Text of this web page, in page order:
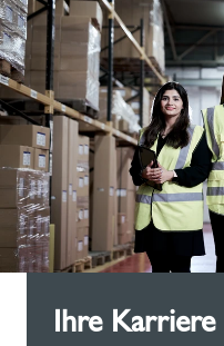
Ihre Karriere